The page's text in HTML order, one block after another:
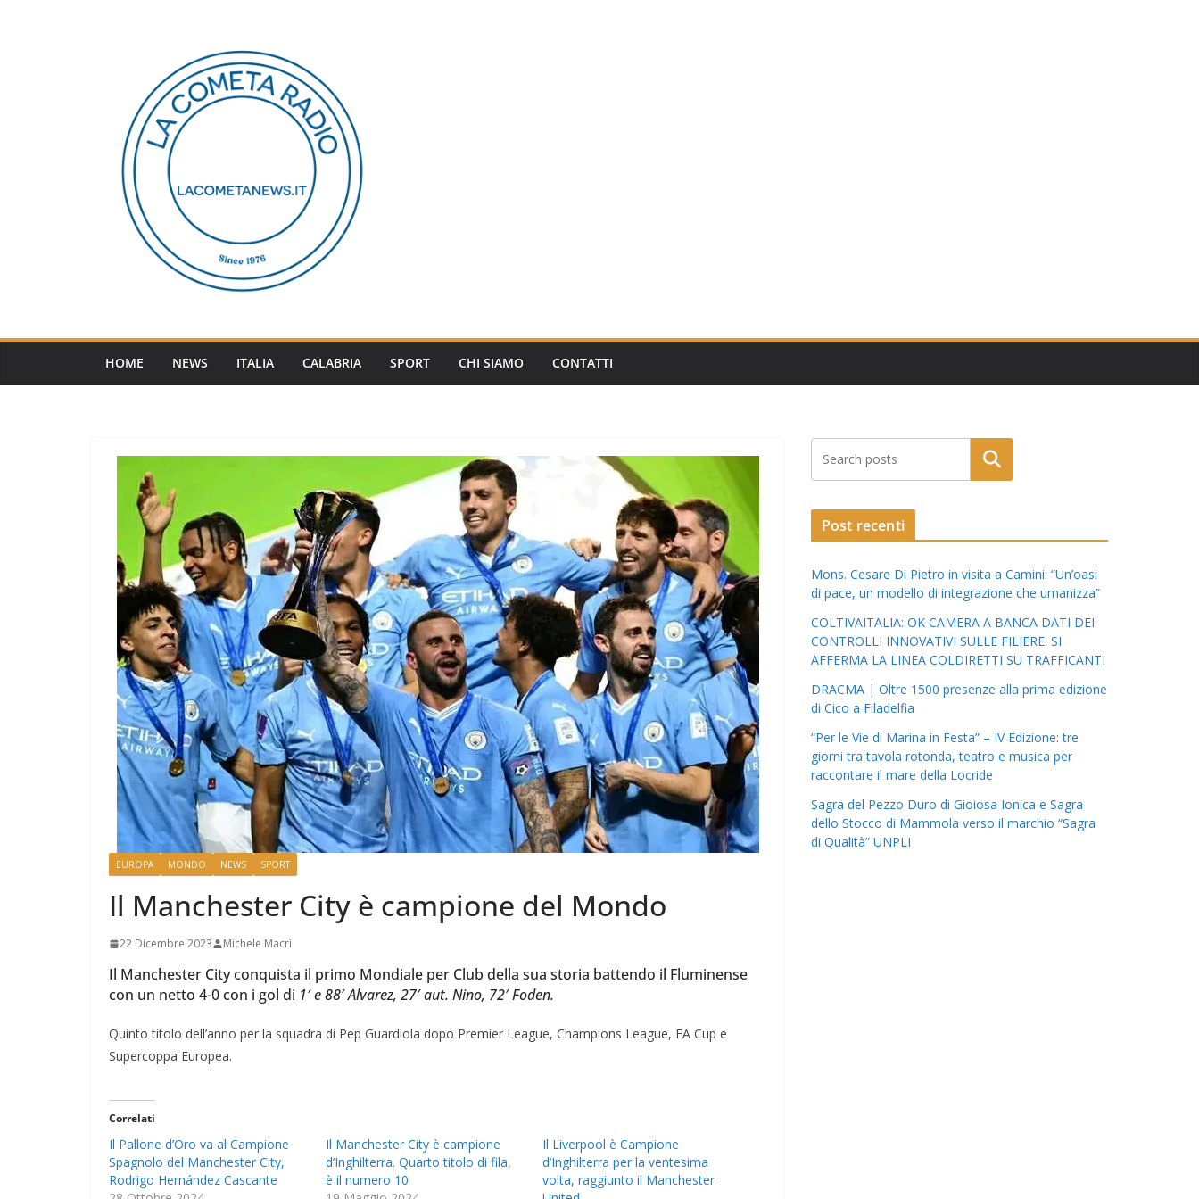
HOME NEWS ITALIA CALABRIA SPORT CHI SIAMO CONTATTI
EUROPA MONDO NEWS SPORT
Il Manchester City è campione del Mondo
22 Dicembre 2023 Michele Macrì
Il Manchester City conquista il primo Mondiale per Club della sua storia battendo il Fluminense
con un netto 4-0 con i gol di 1′ e 88′ Alvarez, 27′ aut. Nino, 72′ Foden.
Quinto titolo dell’anno per la squadra di Pep Guardiola dopo Premier League, Champions League, FA Cup e
Supercoppa Europea.
Correlati
Il Pallone d’Oro va al Campione
Spagnolo del Manchester City,
Rodrigo Hernández Cascante
Il Manchester City è campione
d’Inghilterra. Quarto titolo di fila,
è il numero 10
Il Liverpool è Campione
d’Inghilterra per la ventesima
volta, raggiunto il Manchester
Post recenti
Mons. Cesare Di Pietro in visita a Camini: “Un’oasi
di pace, un modello di integrazione che umanizza”
COLTIVAITALIA: OK CAMERA A BANCA DATI DEI
CONTROLLI INNOVATIVI SULLE FILIERE. SI
AFFERMA LA LINEA COLDIRETTI SU TRAFFICANTI
DRACMA | Oltre 1500 presenze alla prima edizione
di Cico a Filadelfia
“Per le Vie di Marina in Festa” – IV Edizione: tre
giorni tra tavola rotonda, teatro e musica per
raccontare il mare della Locride
Sagra del Pezzo Duro di Gioiosa Ionica e Sagra
dello Stocco di Mammola verso il marchio “Sagra
di Qualità” UNPLI